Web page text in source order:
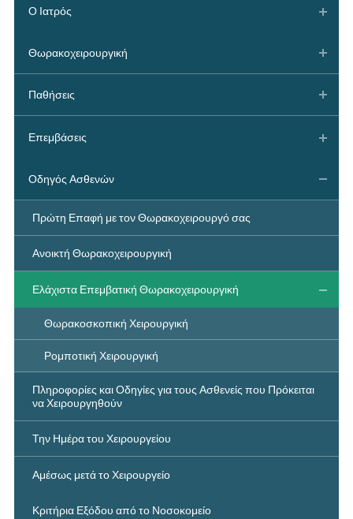
Ο Ιατρός
Θωρακοχειρουργική
Παθήσεις
Επεμβάσεις
Οδηγός Ασθενών
Πρώτη Επαφή με τον Θωρακοχειρουργό σας
Ανοικτή Θωρακοχειρουργική
Ελάχιστα Επεμβατική Θωρακοχειρουργική
Θωρακοσκοπική Χειρουργική
Ρομποτική Χειρουργική
Πληροφορίες και Οδηγίες για τους Ασθενείς που Πρόκειται
να Χειρουργηθούν
Την Ημέρα του Χειρουργείου
Αμέσως μετά το Χειρουργείο
Κριτήρια Εξόδου από το Νοσοκομείο